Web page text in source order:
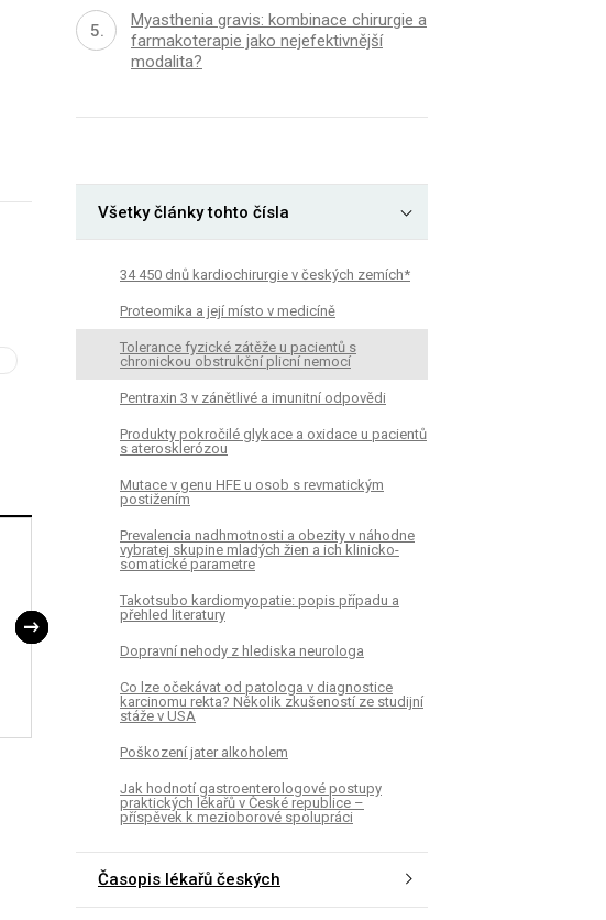
Pentraxin 3 v zánětlivé a imunitní
odpovědi
Myasthenia gravis: kombinace chirurgie a
farmakoterapie jako nejefektivnější
modalita?
Všetky články tohto čísla
34 450 dnů kardiochirurgie v českých zemích*
Proteomika a její místo v medicíně
Tolerance fyzické zátěže u pacientů s
chronickou obstrukční plicní nemocí
Pentraxin 3 v zánětlivé a imunitní odpovědi
Produkty pokročilé glykace a oxidace u pacientů
s aterosklerózou
Mutace v genu HFE u osob s revmatickým
postižením
Prevalencia nadhmotnosti a obezity v náhodne
vybratej skupine mladých žien a ich klinicko-
somatické parametre
Takotsubo kardiomyopatie: popis případu a
přehled literatury
Dopravní nehody z hlediska neurologa
Co lze očekávat od patologa v diagnostice
karcinomu rekta? Několik zkušeností ze studijní
stáže v USA
Poškození jater alkoholem
Jak hodnotí gastroenterologové postupy
praktických lékařů v České republice –
příspěvek k mezioborové spolupráci
Časopis lékařů českých